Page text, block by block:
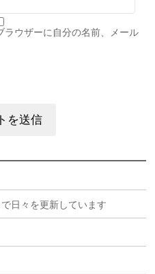
ラウザーに自分の名前、メール
日々を更新しています